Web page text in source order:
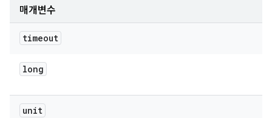
매개변수
timeout
long
unit